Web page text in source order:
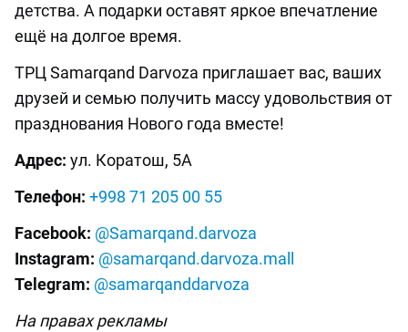
детства. А подарки оставят яркое впечатление
ещё на долгое время.
ТРЦ Samarqand Darvoza приглашает вас, ваших
друзей и семью получить массу удовольствия от
празднования Нового года вместе!
Адрес: ул. Коратош, 5А
Телефон: +998 71 205 00 55
Facebook: @Samarqand.darvoza
Instagram: @samarqand.darvoza.mall
Telegram: @samarqanddarvoza
На правах рекламы